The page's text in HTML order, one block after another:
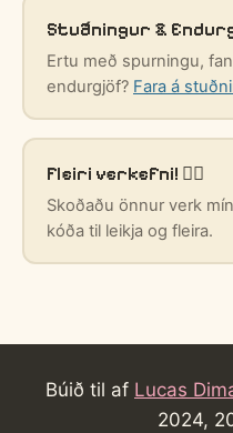
Stuðningur &
Ertu með spurningu,
endurgjöf? Fara á
Fleiri verkefni! 🧙‍♂️
Skoðaðu önnur verk
kóða til leikja og fleira.
Búið til af Lucas
2024,